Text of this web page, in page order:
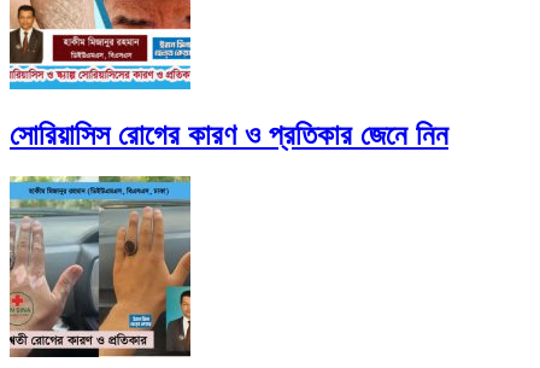
সোরিয়াসিস রোগের কারণ ও প্রতিকার জেনে নিন